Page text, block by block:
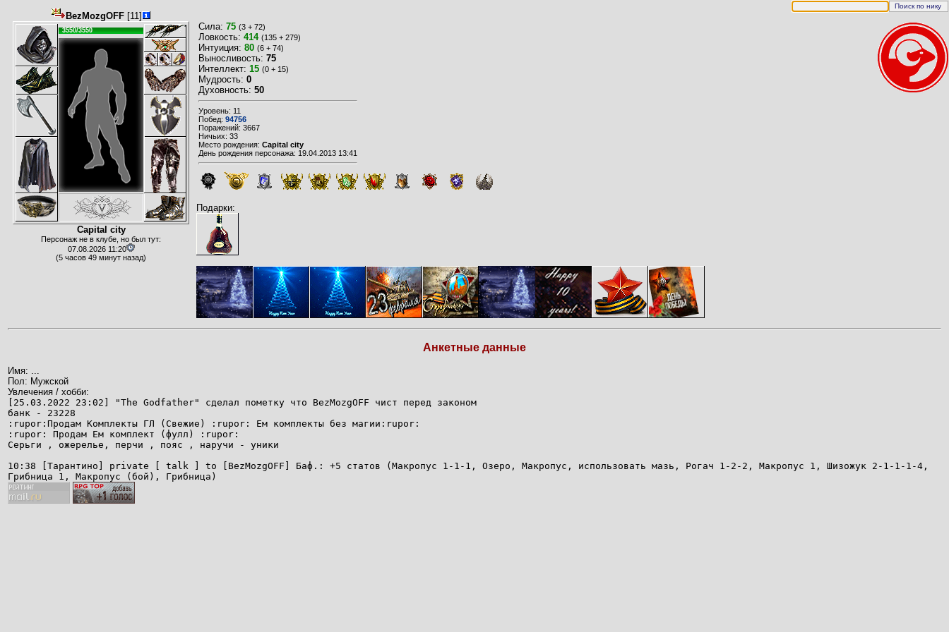
BezMozgOFF [11]
3550/3550
Capital city
Персонаж не в клубе, но был тут:
07.08.2026 11:20
(5 часов 49 минут назад)
Сила: 75 (3 + 72)
Ловкость: 414 (135 + 279)
Интуиция: 80 (6 + 74)
Выносливость: 75
Интеллект: 15 (0 + 15)
Мудрость: 0
Духовность: 50
Уровень: 11
Побед: 94756
Поражений: 3667
Ничьих: 33
Место рождения: Capital city
День рождения персонажа: 19.04.2013 13:41
Подарки:
Анкетные данные
Имя: ...
Пол: Мужской
Увлечения / хобби:
[25.03.2022 23:02] "The Godfather" сделал пометку что BezMozgOFF чист перед законом
банк - 23228
:rupor:Продам Комплекты ГЛ (Свежие) :rupor: Ем комплекты без магии:rupor:
:rupor: Продам Ем комплект (фулл) :rupor:
Серьги , ожерелье, перчи , пояс , наручи - уники
10:38 [Тарантино] private [ talk ] to [BezMozgOFF] Баф.: +5 статов (Макропус 1-1-1, Озеро, Макропус, использовать мазь, Рогач 1-2-2, Макропус 1, Шизожук 2-1-1-1-4,
Грибница 1, Макропус (бой), Грибница)